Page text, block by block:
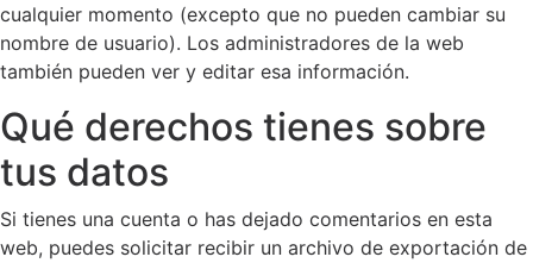
cualquier momento (excepto que no pueden cambiar su
nombre de usuario). Los administradores de la web
también pueden ver y editar esa información.
Qué derechos tienes sobre
tus datos
Si tienes una cuenta o has dejado comentarios en esta
web, puedes solicitar recibir un archivo de exportación de